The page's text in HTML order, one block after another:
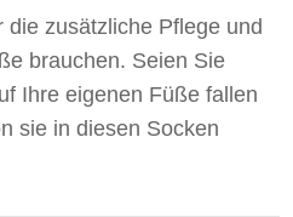
zusätzliche Pflege und
brauchen. Seien Sie
Ihre eigenen Füße fallen
sie in diesen Socken